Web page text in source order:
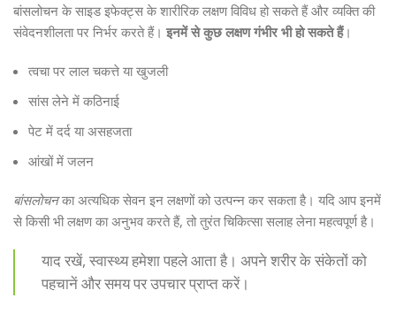
बांसलोचन के साइड इफेक्ट्स के शारीरिक लक्षण विविध हो सकते हैं और व्यक्ति की
संवेदनशीलता पर निर्भर करते हैं। इनमें से कुछ लक्षण गंभीर भी हो सकते हैं।
त्वचा पर लाल चकत्ते या खुजली
सांस लेने में कठिनाई
पेट में दर्द या असहजता
आंखों में जलन
बांसलोचनका अत्यधिक सेवन इन लक्षणों को उत्पन्न कर सकता है। यदि आप इनमें
से किसी भी लक्षण का अनुभव करते हैं, तो तुरंत चिकित्सा सलाह लेना महत्वपूर्ण है।
याद रखें, स्वास्थ्य हमेशा पहले आता है। अपने शरीर के संकेतों को
पहचानें और समय पर उपचार प्राप्त करें।